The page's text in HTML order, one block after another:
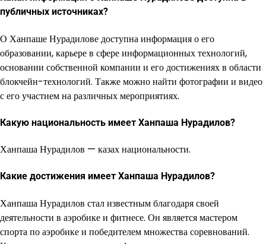
публичных источниках?
О Ханпаше Нурадилове доступна информация о его
образовании, карьере в сфере информационных технологий,
основании собственной компании и его достижениях в области
блокчейн-технологий. Также можно найти фотографии и видео
с его участием на различных мероприятиях.
Какую национальность имеет Ханпаша Нурадилов?
Ханпаша Нурадилов — казах национальности.
Какие достижения имеет Ханпаша Нурадилов?
Ханпаша Нурадилов стал известным благодаря своей
деятельности в аэробике и фитнесе. Он является мастером
спорта по аэробике и победителем множества соревнований.